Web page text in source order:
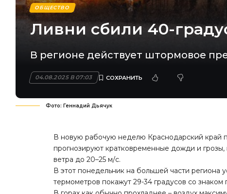
ОБЩЕСТВО
Ливни сбили 40-
В регионе действует штормовое
04.08.2025 В 07:03
Фото: Геннадий Дьячук
В новую рабочую неделю Краснодарский край
прогнозируют кратковременные дожди и
ветра до 20–25 м/с.
В этот понедельник на большей части региона
термометров покажут 29-34 градусов со